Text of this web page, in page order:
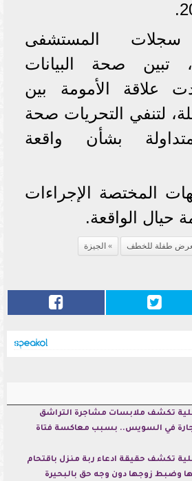
سجلات المستشفى
تبين صحة البيانات
علاقة الأمومة بين
لتنفي التحريات صحة
بشأن واقعة
المختصة الإجراءات
حيال الواقعة.
طفلة للخطف الجيزة
تكشف ملابسات مشاجرة التراشق
في السويس.. بسبب معاكسة فتاة
تكشف حقيقة ادعاء ربة منزل باقتحام
وضبط زوجها دون وجه حق بالبحيرة